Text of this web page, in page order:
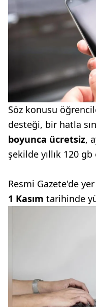
Söz konusu
desteği, bir hatla
boyunca ücretsiz,
şekilde yıllık 120
Resmi Gazete'de
1 Kasım tarihinde